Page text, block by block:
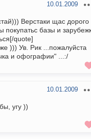
10.01.2009
Верстаки щас дорого
покупатьс базы и
quote]
))) Ув. Рик ...пожалуйста
и офографии" ...:/
10.01.2009
угу ))